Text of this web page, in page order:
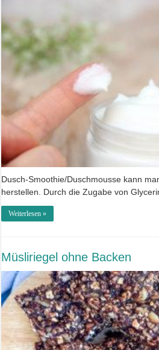
Dusch-Smoothie/Duschmousse kann
herstellen. Durch die Zugabe von
Weiterlesen »
Müsliriegel ohne Backen